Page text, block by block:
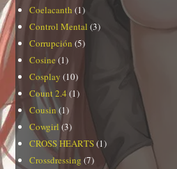
Coelacanth (1)
Control Mental (3)
Corrupción (5)
Cosine (1)
Cosplay (10)
Count 2.4 (1)
Cousin(1)
Cowgirl(3)
CROSS HEARTS(1)
Crossdressing (7)